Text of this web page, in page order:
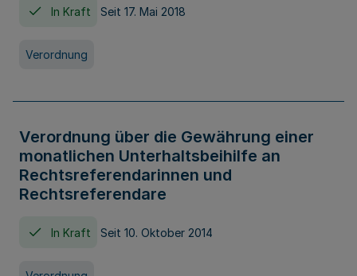
In Kraft Seit 17. Mai 2018
Verordnung
Verordnung über die Gewährung einer
monatlichen Unterhaltsbeihilfe an
Rechtsreferendarinnen und
Rechtsreferendare
In Kraft Seit 10. Oktober 2014